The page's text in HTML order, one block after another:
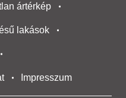
ártérkép
lakások
Impresszum